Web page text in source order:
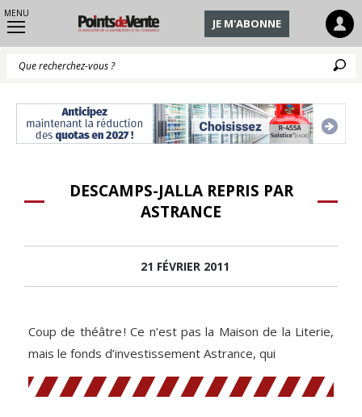
MENU
JE M'ABONNE
DESCAMPS-JALLA REPRIS PAR
ASTRANCE
21 FÉVRIER 2011
Coup de théâtre ! Ce n’est pas la Maison de la Literie,
mais le fonds d’investissement Astrance, qui